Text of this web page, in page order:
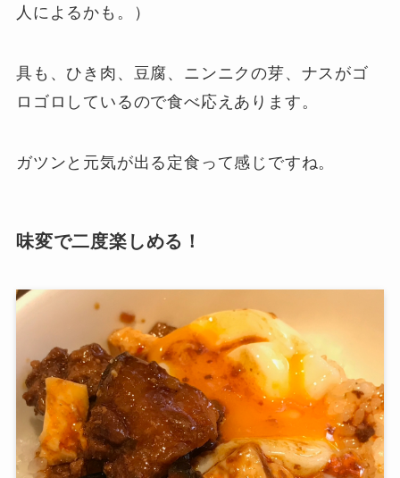
人によるかも。）
具も、ひき肉、豆腐、ニンニクの芽、ナスがゴ
ロゴロしているので食べ応えあります。
ガツンと元気が出る定食って感じですね。
味変で二度楽しめる！